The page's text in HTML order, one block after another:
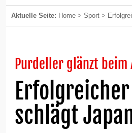
Aktuelle Seite: Home > Sport >
Purdeller glänzt
schlägt